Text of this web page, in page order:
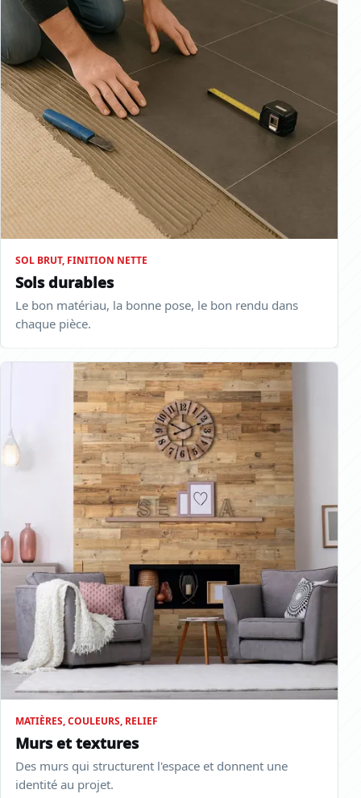
SOL BRUT, FINITION NETTE
Sols durables
Le bon matériau, la bonne pose, le bon rendu dans
chaque pièce.
MATIÈRES, COULEURS, RELIEF
Murs et textures
Des murs qui structurent l'espace et donnent une
identité au projet.